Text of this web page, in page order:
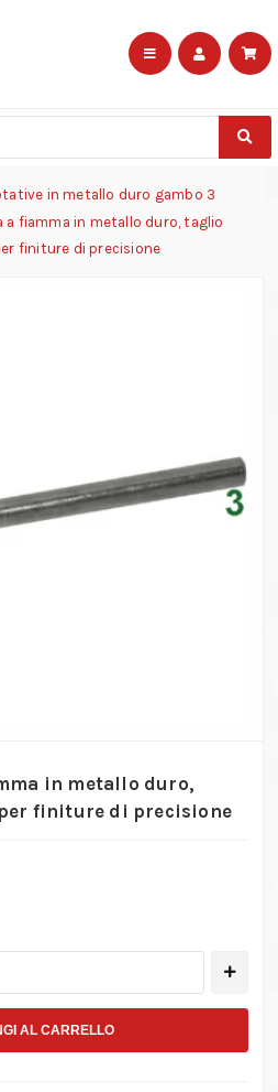
in metallo duro gambo 3
a fiamma in metallo duro, taglio
finiture di precisione
in metallo duro,
finiture di precisione
AL CARRELLO